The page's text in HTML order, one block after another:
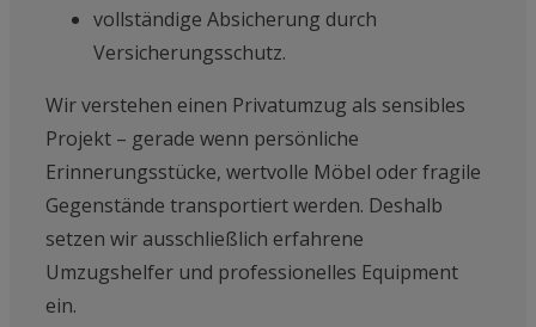
vollständige Absicherung durch
Versicherungsschutz.
Wir verstehen einen Privatumzug als sensibles
Projekt – gerade wenn persönliche
Erinnerungsstücke, wertvolle Möbel oder fragile
Gegenstände transportiert werden. Deshalb
setzen wir ausschließlich erfahrene
Umzugshelfer und professionelles Equipment
ein.